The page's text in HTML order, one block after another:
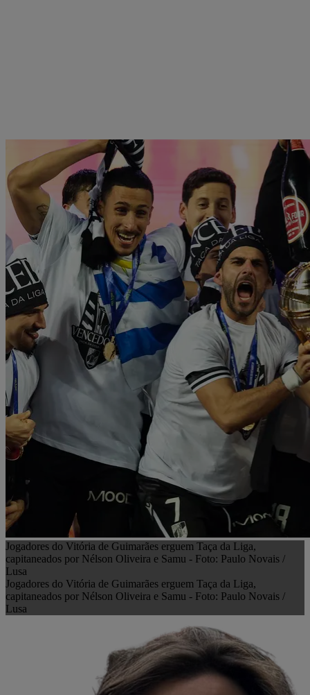
Jogadores do Vitória de Guimarães erguem Taça da Liga,
capitaneados por Nélson Oliveira e Samu - Foto: Paulo Novais /
Lusa
Jogadores do Vitória de Guimarães erguem Taça da Liga,
capitaneados por Nélson Oliveira e Samu - Foto: Paulo Novais /
Lusa